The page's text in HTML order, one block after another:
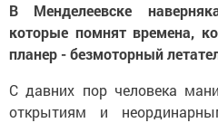
В Менделеевске
которые помнят времена,
планер - безмоторный
С давних пор человека
открытиям и